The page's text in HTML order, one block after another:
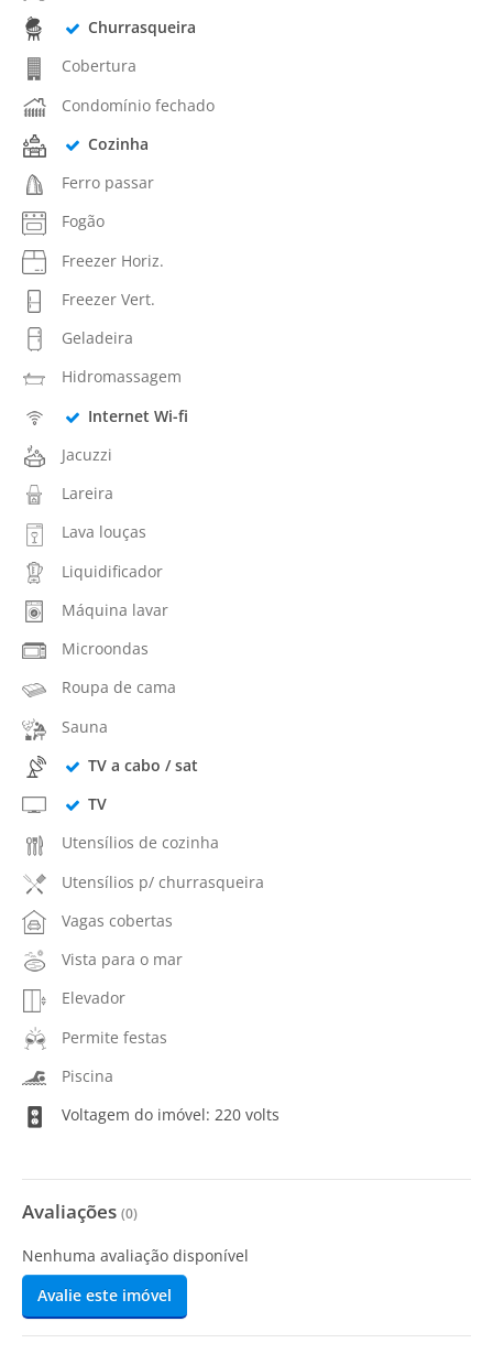
Churrasqueira
Cobertura
Condomínio fechado
Cozinha
Ferro passar
Fogão
Freezer Horiz.
Freezer Vert.
Geladeira
Hidromassagem
Internet Wi-fi
Jacuzzi
Lareira
Lava louças
Liquidificador
Máquina lavar
Microondas
Roupa de cama
Sauna
TV a cabo / sat
TV
Utensílios de cozinha
Utensílios p/ churrasqueira
Vagas cobertas
Vista para o mar
Elevador
Permite festas
Piscina
Voltagem do imóvel: 220 volts
Avaliações (0)
Nenhuma avaliação disponível
Avalie este imóvel